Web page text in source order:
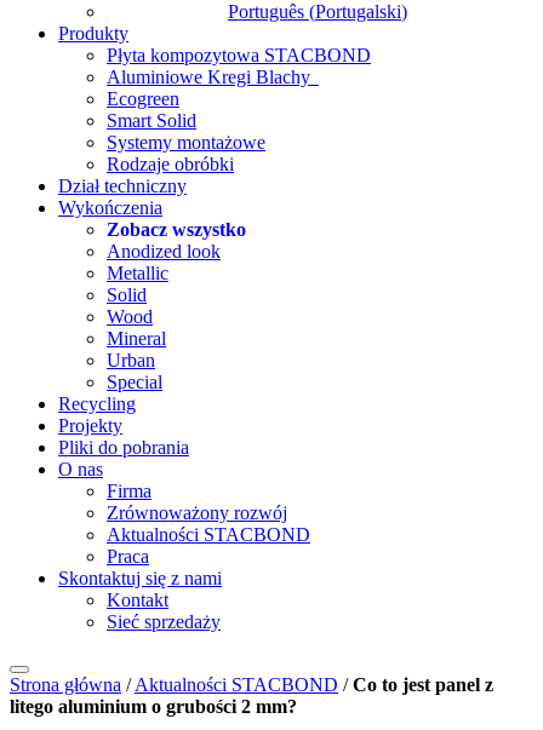
Português (Portugalski)
Produkty
Płyta kompozytowa STACBOND
Aluminiowe Kregi Blachy
Ecogreen
Smart Solid
Systemy montażowe
Rodzaje obróbki
Dział techniczny
Wykończenia
Zobacz wszystko
Anodized look
Metallic
Solid
Wood
Mineral
Urban
Special
Recycling
Projekty
Pliki do pobrania
O nas
Firma
Zrównoważony rozwój
Aktualności STACBOND
Praca
Skontaktuj się z nami
Kontakt
Sieć sprzedaży
Strona główna /Aktualności STACBOND /Co to jest panel z
litego aluminium o grubości 2 mm?